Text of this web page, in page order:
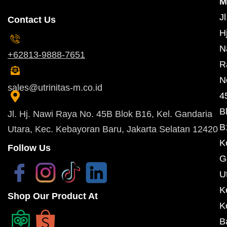
Contact Us
+62813-9888-7651
sales@utrinitas-m.co.id
Jl. Hj. Nawi Raya No. 45B Blok B16, Kel. Gandaria
Utara, Kec. Kebayoran Baru, Jakarta Selatan 12420
Follow Us
Shop Our Product At